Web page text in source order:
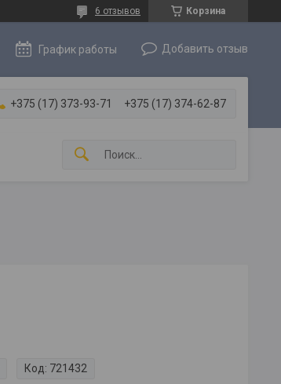
Корзина
6 отзывов
График работы Добавить отзыв
+375 (17) 373-93-71 +375 (17) 374-62-87
Код: 721432